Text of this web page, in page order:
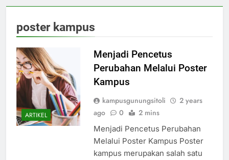
poster kampus
ARTIKEL
Menjadi Pencetus
Perubahan Melalui Poster
Kampus
kampusgunungsitoli
2 years
ago
0 2 mins
Menjadi Pencetus Perubahan
Melalui Poster Kampus Poster
kampus merupakan salah satu